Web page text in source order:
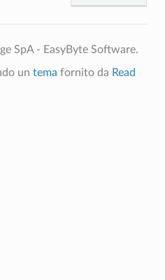
SpA - EasyByte Software.
un tema fornito da Read